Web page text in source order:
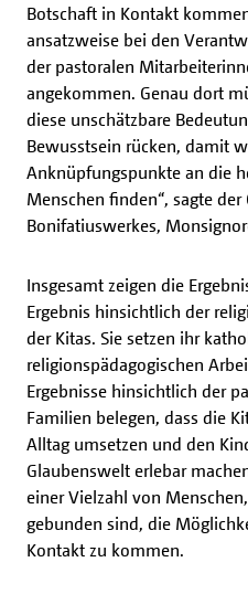
Botschaft in Kontakt
ansatzweise bei den
der pastoralen
angekommen. Genau dort
diese unschätzbare
Bewusstsein rücken, damit
Anknüpfungspunkte an die
Menschen finden“, sagte der
Bonifatiuswerkes,
Insgesamt zeigen die
Ergebnis hinsichtlich der
der Kitas. Sie setzen ihr
religionspädagogischen
Ergebnisse hinsichtlich der
Familien belegen, dass die
Alltag umsetzen und den
Glaubenswelt erlebar
einer Vielzahl von
gebunden sind, die
Kontakt zu kommen.